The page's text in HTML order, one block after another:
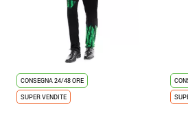
CONSEGNA 24/48 ORE
SUPER VENDITE